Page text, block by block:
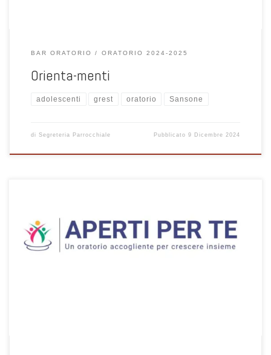
BAR ORATORIO ORATORIO 2024-2025
Orienta-menti
adolescenti grest oratorio Sansone
di Segreteria Parrocchiale Pubblicato9 Dicembre 2024
Guida per la registrazione alla piattaforma SANSONE per le attività